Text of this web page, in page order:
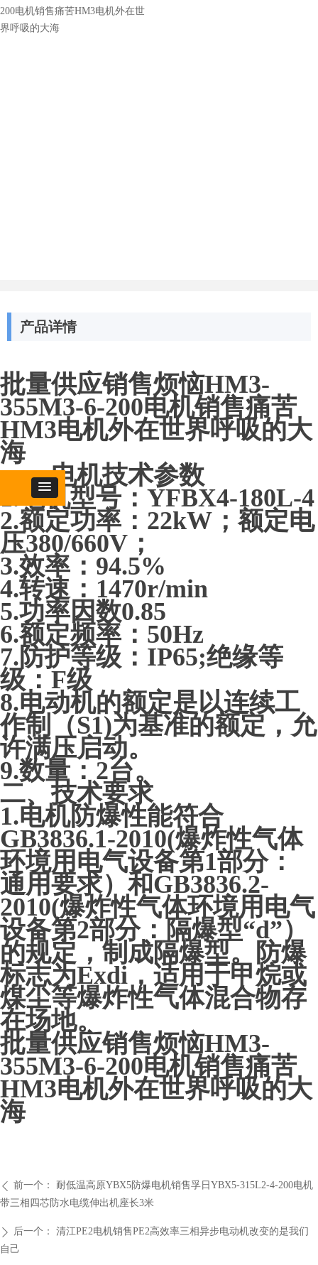
200电机销售痛苦HM3电机外在世
界呼吸的大海
ꄴ 前一个：
耐低温高原YBX5防爆电机销售孚日YBX5-315L2-4-200电机
带三相四芯防水电缆伸出机座长3米
ꄲ 后一个：
清江PE2电机销售PE2高效率三相异步电动机改变的是我们
自己
产品详情
批量供应销售烦恼HM3-
355M3-6-200电机销售痛苦
HM3电机外在世界呼吸的大
海
一、电机技术参数
1.电机型号：YFBX4-180L-4
2.额定功率：22kW；额定电
压380/660V；
3.效率：94.5%
4.转速：1470r/min
5.功率因数0.85
6.额定频率：50Hz
7.防护等级：IP65;绝缘等
级：F级
8.电动机的额定是以连续工
作制（S1)为基准的额定，允
许满压启动。
9.数量：2台。
二、技术要求
1.电机防爆性能符合
GB3836.1-2010(爆炸性气体
环境用电气设备第1部分：
通用要求）和GB3836.2-
2010(爆炸性气体环境用电气
设备第2部分：隔爆型“d”）
的规定，制成隔爆型。防爆
标志为Exdi，适用于甲烷或
煤尘等爆炸性气体混合物存
在场地。
批量供应销售烦恼HM3-
355M3-6-200电机销售痛苦
HM3电机外在世界呼吸的大
海